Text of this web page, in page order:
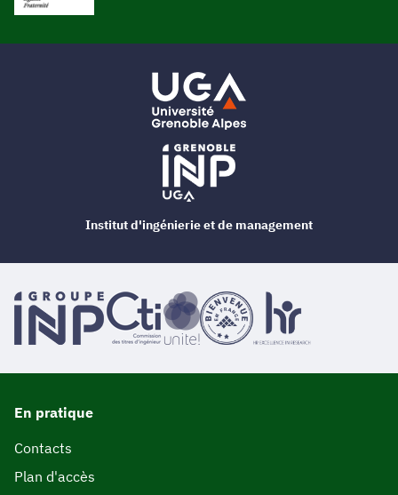
En pratique
Contacts
Plan d'accès
Institut d'ingénierie et de management